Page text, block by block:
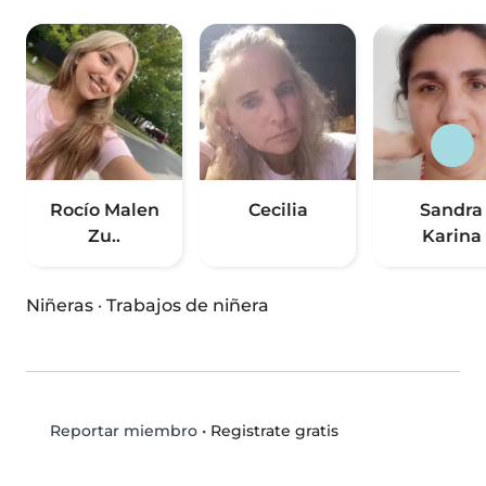
Rocío Malen
Zu..
Cecilia
Sandra
Karina
Niñeras · Trabajos de niñera
Reportar miembro• Registrate gratis